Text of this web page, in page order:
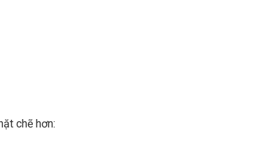
chẽ hơn: